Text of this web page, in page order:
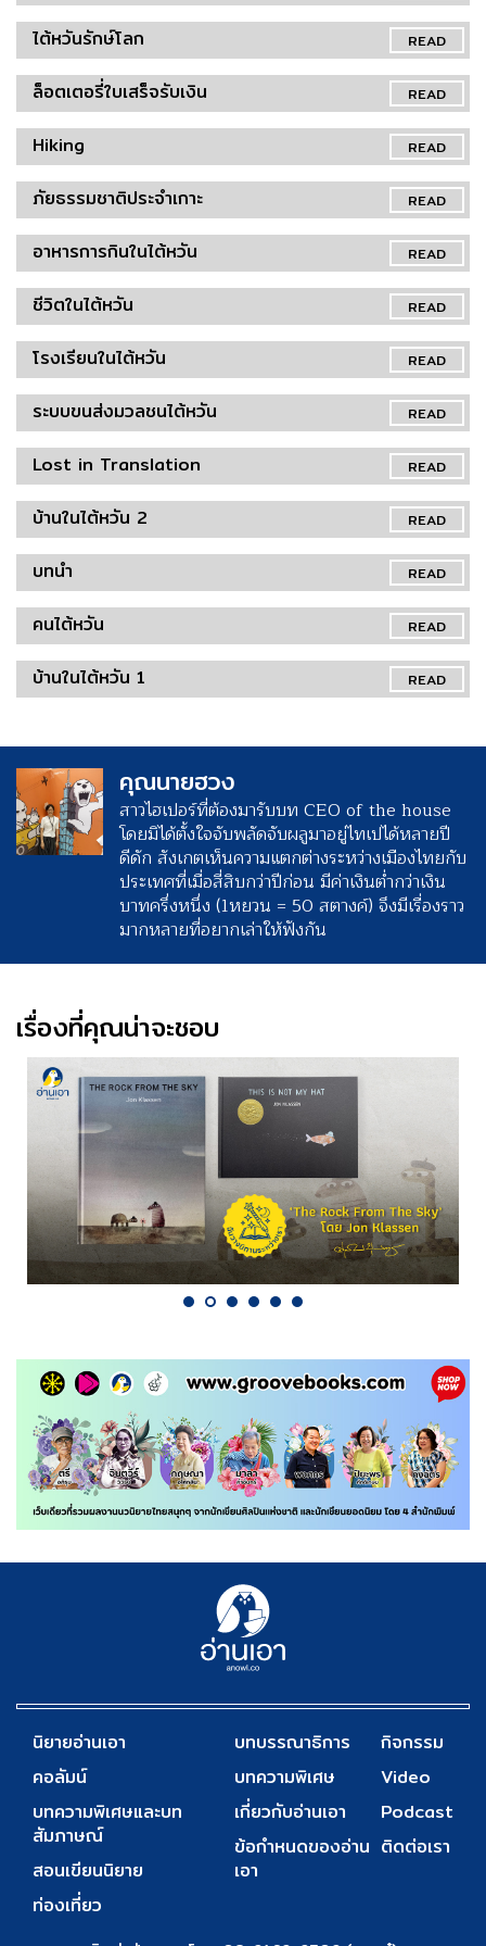
READ
ไต้หวันรักษ์โลก
READ
ล็อตเตอรี่ใบเสร็จรับเงิน
READ
Hiking
READ
ภัยธรรมชาติประจำเกาะ
READ
อาหารการกินในไต้หวัน
READ
ชีวิตในไต้หวัน
READ
โรงเรียนในไต้หวัน
READ
ระบบขนส่งมวลชนไต้หวัน
READ
Lost in Translation
READ
บ้านในไต้หวัน 2
READ
บทนำ
READ
คนไต้หวัน
READ
บ้านในไต้หวัน 1
คุณนายฮวง
สาวไฮเปอร์ที่ต้องมารับบท CEO of the house
โดยมิได้ตั้งใจจับพลัดจับผลูมาอยู่ไทเปได้หลายปี
ดีดัก สังเกตเห็นความแตกต่างระหว่างเมืองไทยกับ
ประเทศที่เมื่อสี่สิบกว่าปีก่อน มีค่าเงินต่ำกว่าเงิน
บาทครึ่งหนึ่ง (1หยวน = 50 สตางค์) จึงมีเรื่องราว
มากหลายที่อยากเล่าให้ฟังกัน
เรื่องที่คุณน่าจะชอบ
นิยายอ่านเอา
คอลัมน์
บทความพิเศษและบท
สัมภาษณ์
สอนเขียนนิยาย
ท่องเที่ยว
บทบรรณาธิการ
บทความพิเศษ
เกี่ยวกับอ่านเอา
ข้อกำหนดของอ่าน
เอา
กิจกรรม
Video
Podcast
ติดต่อเรา